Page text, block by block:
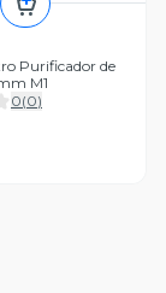
Purificador de
M1
0(0)